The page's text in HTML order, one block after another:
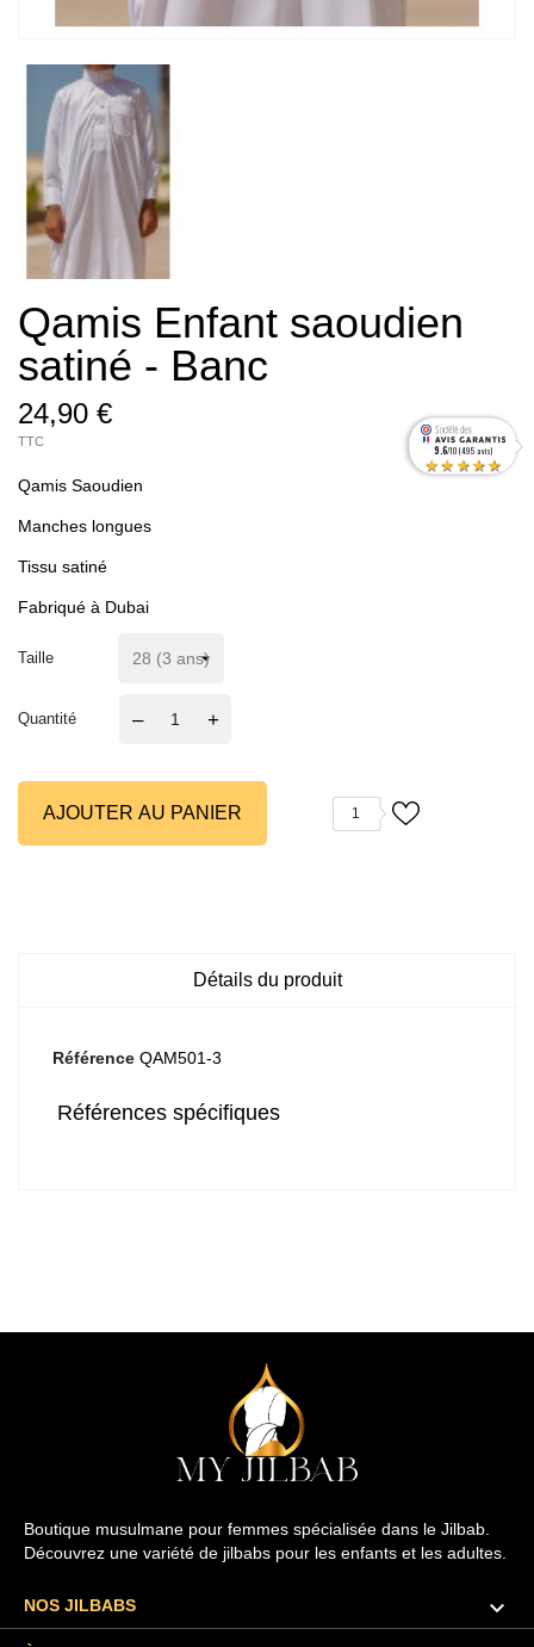
Qamis Enfant saoudien
satiné - Banc
24,90 €
TTC
Qamis Saoudien
Manches longues
Tissu satiné
Fabriqué à Dubai
Taille
Quantité – +
AJOUTER AU PANIER 1
Détails du produit
Référence QAM501-3
Références spécifiques
Boutique musulmane pour femmes spécialisée dans le Jilbab.
Découvrez une variété de jilbabs pour les enfants et les adultes.
NOS JILBABS 
9.6/10 (495 avis)
★★★★★